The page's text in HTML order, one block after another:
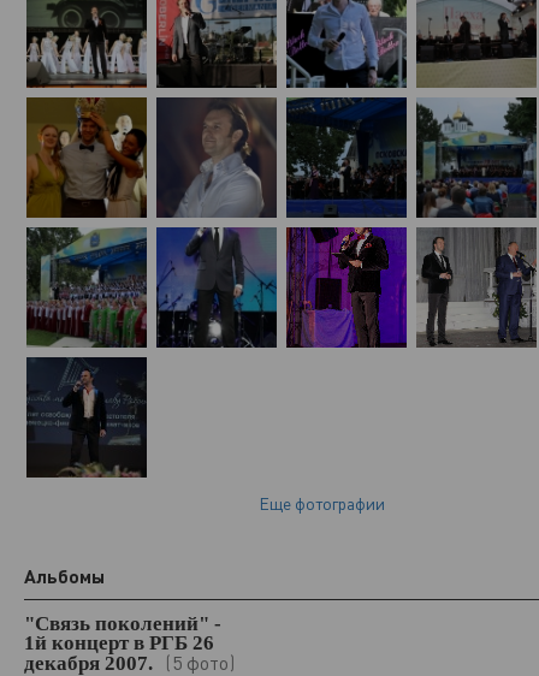
Еще фотографии
Альбомы
"Связь поколений" -
1й концерт в РГБ 26
декабря 2007.
(5 фото)